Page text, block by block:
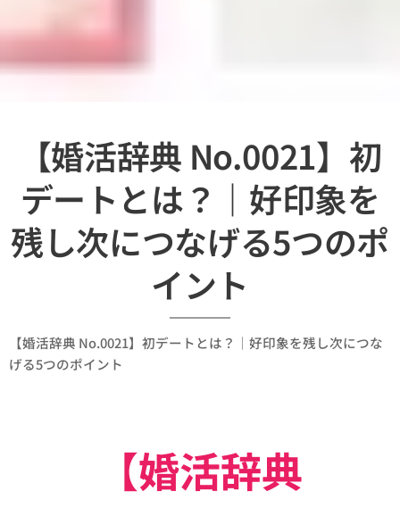
【婚活辞典 No.0021】初
デートとは？｜好印象を
残し次につなげる5つのポ
イント
【婚活辞典 No.0021】初デートとは？｜好印象を残し次につな
げる5つのポイント
【婚活辞典